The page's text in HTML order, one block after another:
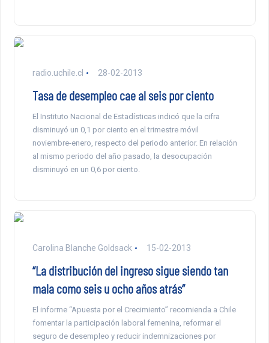
radio.uchile.cl 28-02-2013
Tasa de desempleo cae al seis por ciento
El Instituto Nacional de Estadísticas indicó que la cifra
disminuyó un 0,1 por ciento en el trimestre móvil
noviembre-enero, respecto del periodo anterior. En relación
al mismo periodo del año pasado, la desocupación
disminuyó en un 0,6 por ciento.
Carolina Blanche Goldsack 15-02-2013
“La distribución del ingreso sigue siendo tan
mala como seis u ocho años atrás”
El informe “Apuesta por el Crecimiento” recomienda a Chile
fomentar la participación laboral femenina, reformar el
seguro de desempleo y reducir indemnizaciones por